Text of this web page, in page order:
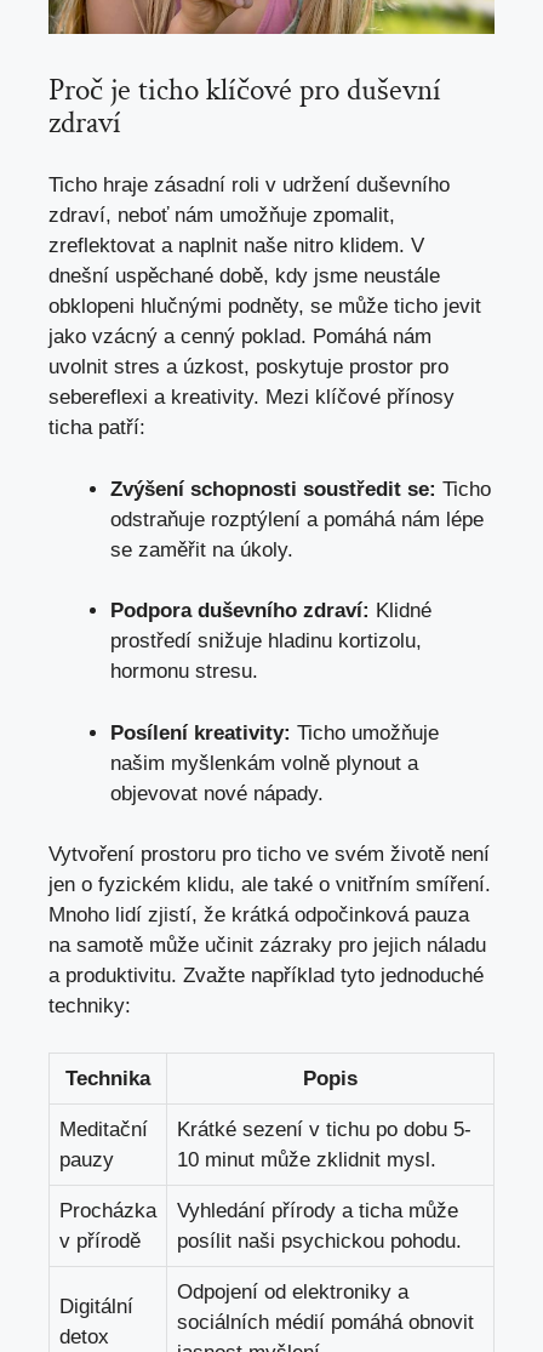
Proč je ticho⁢ klíčové ‌pro duševní
zdraví
Ticho​ hraje zásadní roli v udržení duševního
zdraví, ‍neboť nám umožňuje zpomalit,
‍zreflektovat⁢ a ​naplnit naše nitro klidem. V
dnešní uspěchané době,⁤ kdy jsme neustále
obklopeni hlučnými podněty, se může ticho jevit
jako vzácný a cenný poklad. Pomáhá⁢ nám
uvolnit stres a úzkost, poskytuje prostor pro
‌sebereflexi a kreativity. Mezi klíčové přínosy
ticha patří:
Zvýšení schopnosti soustředit se: Ticho
​odstraňuje rozptýlení a pomáhá nám lépe
se zaměřit na úkoly.
Podpora duševního zdraví: Klidné
prostředí snižuje hladinu​ kortizolu,
hormonu stresu.
Posílení​ kreativity: Ticho umožňuje
našim myšlenkám volně plynout a
objevovat nové nápady.
Vytvoření prostoru pro ticho ve svém‌ životě není
jen o fyzickém klidu, ale také o​ vnitřním smíření.
Mnoho lidí zjistí, že krátká odpočinková pauza
na samotě může učinit zázraky pro jejich náladu
a produktivitu. Zvažte například tyto jednoduché
techniky:
Technika Popis
Meditační
pauzy
Krátké sezení⁤ v tichu po dobu 5-
10 minut může zklidnit mysl.
Procházka
v⁢ přírodě
Vyhledání přírody a ticha může
posílit naši psychickou pohodu.
Digitální
detox
Odpojení od elektroniky a
sociálních médií pomáhá obnovit